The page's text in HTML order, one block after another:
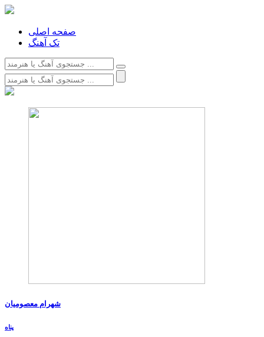
صفحه اصلی
تک آهنگ
شهرام معصومیان
پناه